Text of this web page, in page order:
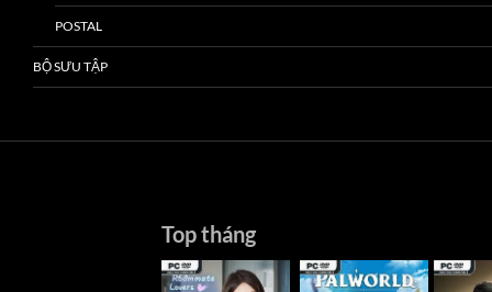
POSTAL
BỘ SƯU TẬP
Top tháng